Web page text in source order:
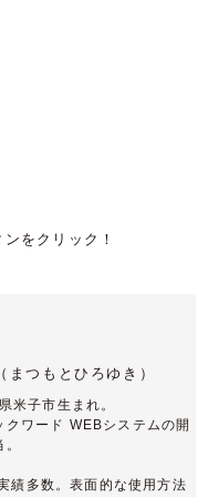
（ まつもとひろゆき）
米子市生まれ。
クワード WEBシステムの開
績多数。表面的な使用方法